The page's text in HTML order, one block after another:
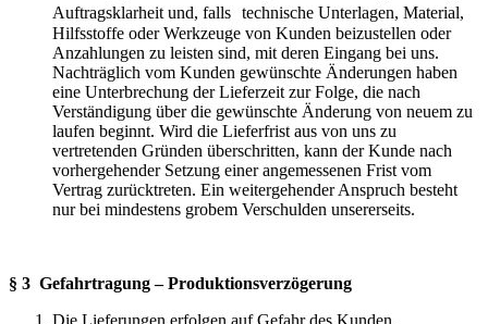
Auftragsklarheit und, falls technische Unterlagen, Material,
Hilfsstoffe oder Werkzeuge von Kunden beizustellen oder
Anzahlungen zu leisten sind, mit deren Eingang bei uns.
Nachträglich vom Kunden gewünschte Änderungen haben
eine Unterbrechung der Lieferzeit zur Folge, die nach
Verständigung über die gewünschte Änderung von neuem zu
laufen beginnt. Wird die Lieferfrist aus von uns zu
vertretenden Gründen überschritten, kann der Kunde nach
vorhergehender Setzung einer angemessenen Frist vom
Vertrag zurücktreten. Ein weitergehender Anspruch besteht
nur bei mindestens grobem Verschulden unsererseits.
§ 3 Gefahrtragung – Produktionsverzögerung
Die Lieferungen erfolgen auf Gefahr des Kunden.